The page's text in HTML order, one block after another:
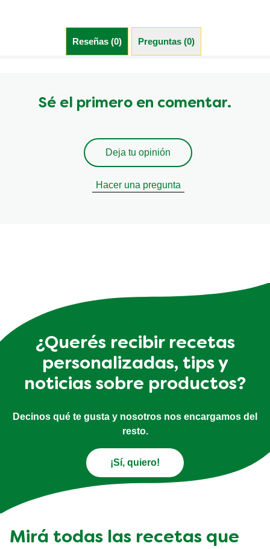
Reseñas (0) Preguntas (0)
Sé el primero en comentar.
Deja tu opinión
Hacer una pregunta
¿Querés recibir recetas
personalizadas, tips y
noticias sobre productos?
Decinos qué te gusta y nosotros nos encargamos del
resto.
¡Sí, quiero!
Mirá todas las recetas que